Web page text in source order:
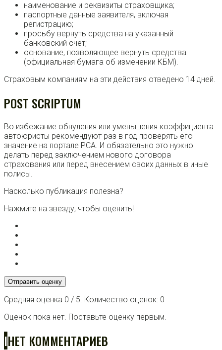
наименование и реквизиты страховщика;
паспортные данные заявителя, включая
регистрацию;
просьбу вернуть средства на указанный
банковский счет;
основание, позволяющее вернуть средства
(официальная бумага об изменении КБМ).
Страховым компаниям на эти действия отведено 14 дней.
POST SCRIPTUM
Во избежание обнуления или уменьшения коэффициента
автоюристы рекомендуют раз в год проверять его
значение на портале РСА. И обязательно это нужно
делать перед заключением нового договора
страхования или перед внесением своих данных в иные
полисы.
Насколько публикация полезна?
Нажмите на звезду, чтобы оценить!
Отправить оценку
Средняя оценка 0 / 5. Количество оценок: 0
Оценок пока нет. Поставьте оценку первым.
IНЕТ КОММЕНТАРИЕВ